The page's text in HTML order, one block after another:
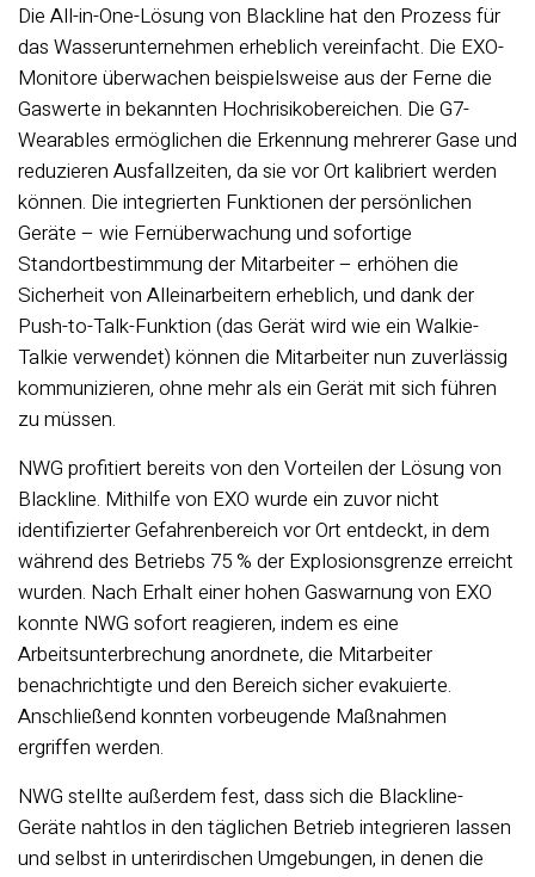
Die All-in-One-Lösung von Blackline hat den Prozess für
das Wasserunternehmen erheblich vereinfacht. Die EXO-
Monitore überwachen beispielsweise aus der Ferne die
Gaswerte in bekannten Hochrisikobereichen. Die G7-
Wearables ermöglichen die Erkennung mehrerer Gase und
reduzieren Ausfallzeiten, da sie vor Ort kalibriert werden
können. Die integrierten Funktionen der persönlichen
Geräte – wie Fernüberwachung und sofortige
Standortbestimmung der Mitarbeiter – erhöhen die
Sicherheit von Alleinarbeitern erheblich, und dank der
Push-to-Talk-Funktion (das Gerät wird wie ein Walkie-
Talkie verwendet) können die Mitarbeiter nun zuverlässig
kommunizieren, ohne mehr als ein Gerät mit sich führen
zu müssen.
NWG profitiert bereits von den Vorteilen der Lösung von
Blackline. Mithilfe von EXO wurde ein zuvor nicht
identifizierter Gefahrenbereich vor Ort entdeckt, in dem
während des Betriebs 75 % der Explosionsgrenze erreicht
wurden. Nach Erhalt einer hohen Gaswarnung von EXO
konnte NWG sofort reagieren, indem es eine
Arbeitsunterbrechung anordnete, die Mitarbeiter
benachrichtigte und den Bereich sicher evakuierte.
Anschließend konnten vorbeugende Maßnahmen
ergriffen werden.
NWG stellte außerdem fest, dass sich die Blackline-
Geräte nahtlos in den täglichen Betrieb integrieren lassen
und selbst in unterirdischen Umgebungen, in denen die